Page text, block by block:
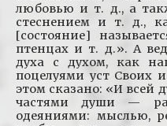
любовью и т. д., а
стеснением и т. д.,
[состояние]
птенцах и т. д.». А
духа с духом, как
поцелуями уст Своих
этом сказано: «И всей
частями души —
одеяниями: мыслью,